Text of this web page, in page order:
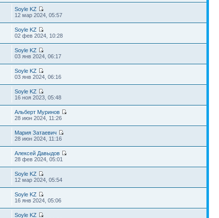
Soyle KZ
12 мар 2024, 05:57
Soyle KZ
02 фев 2024, 10:28
Soyle KZ
03 янв 2024, 06:17
Soyle KZ
03 янв 2024, 06:16
Soyle KZ
16 ноя 2023, 05:48
Альберт Муринов
28 июн 2024, 11:26
Мария Затаевич
28 июн 2024, 11:16
Алексей Давыдов
28 фев 2024, 05:01
Soyle KZ
12 мар 2024, 05:54
Soyle KZ
16 янв 2024, 05:06
Soyle KZ